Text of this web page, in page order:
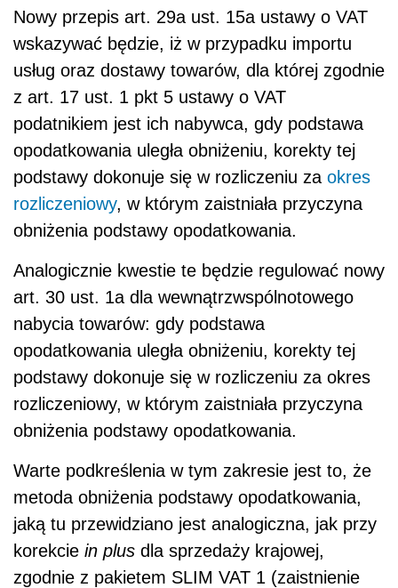
Nowy przepis art. 29a ust. 15a ustawy o VAT
wskazywać będzie, iż w przypadku importu
usług oraz dostawy towarów, dla której zgodnie
z art. 17 ust. 1 pkt 5 ustawy o VAT
podatnikiem jest ich nabywca, gdy podstawa
opodatkowania uległa obniżeniu, korekty tej
podstawy dokonuje się w rozliczeniu za okres
rozliczeniowy, w którym zaistniała przyczyna
obniżenia podstawy opodatkowania.
Analogicznie kwestie te będzie regulować nowy
art. 30 ust. 1a dla wewnątrzwspólnotowego
nabycia towarów: gdy podstawa
opodatkowania uległa obniżeniu, korekty tej
podstawy dokonuje się w rozliczeniu za okres
rozliczeniowy, w którym zaistniała przyczyna
obniżenia podstawy opodatkowania.
Warte podkreślenia w tym zakresie jest to, że
metoda obniżenia podstawy opodatkowania,
jaką tu przewidziano jest analogiczna, jak przy
korekcie in plus dla sprzedaży krajowej,
zgodnie z pakietem SLIM VAT 1 (zaistnienie